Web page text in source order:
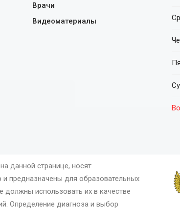
Врачи
Видеоматериалы
данной странице, носят
предназначены для образовательных
должны использовать их в качестве
Определение диагноза и выбор